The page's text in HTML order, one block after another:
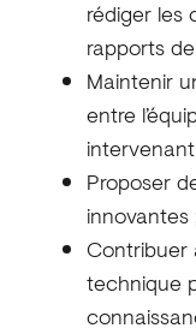
rédiger les
rapports
Maintenir
entre
Proposer
innovantes
Contribuer
technique